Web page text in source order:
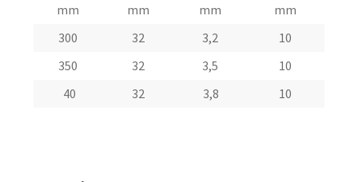
mm
mm mm
mm
300
32 3,2
10
350
32 3,5
10
40
32 3,8 10